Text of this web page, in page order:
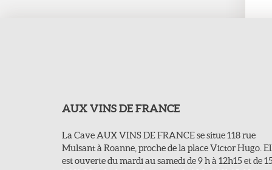
AUX VINS DE FRANCE
La Cave AUX VINS DE FRANCE se situe 118 rue
Mulsant à Roanne, proche de la place Victor Hugo.
est ouverte du mardi au samedi de 9 h à 12h15 et de